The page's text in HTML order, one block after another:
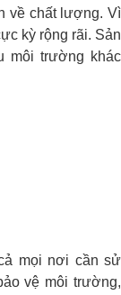
về chất lượng. Vì
kỳ rộng rãi. Sản
môi trường khác
mọi nơi cần sử
vệ môi trường,